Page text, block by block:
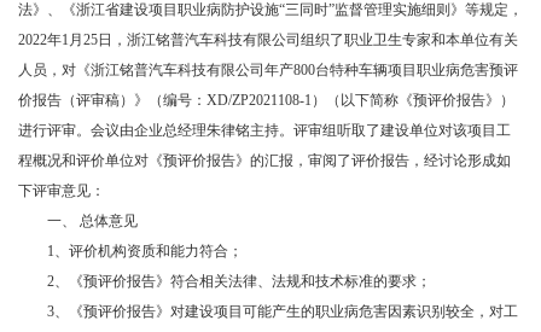
法》、《浙江省建设项目职业病防护设施“三同时”监督管理实施细则》等规定，
2022年1月25日，浙江铭普汽车科技有限公司组织了职业卫生专家和本单位有关
人员，对《浙江铭普汽车科技有限公司年产800台特种车辆项目职业病危害预评
价报告（评审稿）》（编号：XD/ZP2021108-1）（以下简称《预评价报告》）
进行评审。会议由企业总经理朱律铭主持。评审组听取了建设单位对该项目工
程概况和评价单位对《预评价报告》的汇报，审阅了评价报告，经讨论形成如
下评审意见：
一、 总体意见
1、评价机构资质和能力符合；
2、《预评价报告》符合相关法律、法规和技术标准的要求；
3、《预评价报告》对建设项目可能产生的职业病危害因素识别较全，对工